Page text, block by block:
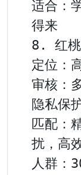
适合：
得来
8. 红桃
定位：
审核：
隐私保
匹配：
扰，高
人群：